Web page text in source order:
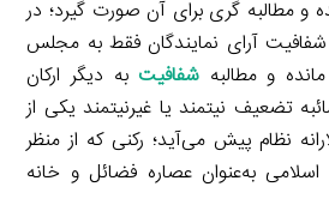
و مطالبه گری برای آن صورت گیرد؛ در
آرای نمایندگان فقط به مجلس
و مطالبه شفافیت به دیگر ارکان
تضعیف نیتمند یا غیرنیتمند یکی از
نظام پیش می‌آید؛ رکنی که از منظر
اسلامی به‌عنوان عصاره فضائل و خانه